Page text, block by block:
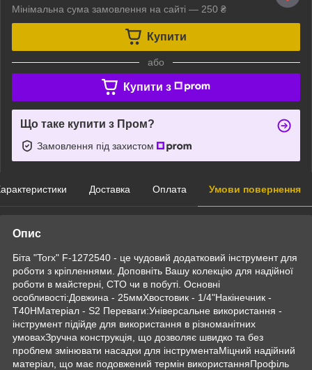
Мінімальна сума замовлення на сайті — 250 ₴
Купити
або
Купити з
Що таке купити з Пром?
Замовлення під захистом
Доставка Оплата Умови повернення
Опис
Біта "Torx" F-1272540 - це чудовий додатковий інструмент для
роботи з кріпленнями. Доповніть Вашу колекцію для надійної
роботи в майстерні, СТО чи в побуті. Основні
особливості:Довжина - 25ммХвостовик - 1/4"Накінечник -
Т40HМатеріал - S2 Переваги:Універсальне використання -
інструмент підійде для використання в різноманітних
умовахЗручна конструкція, що дозволяє швидко та без
проблем змінювати насадки для інструментаМіцний надійний
матеріал, що має подовжений термін використанняПрофіль